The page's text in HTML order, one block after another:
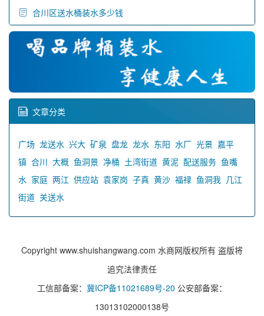
合川区送水桶装水多少钱
文章分类
广场 龙送水 兴大 矿泉 盘龙 龙水 东阳 水厂 光景 嘉平
镇 合川 大概 鱼洞景 净桶 土湾街道 黄泥 配送服务 鱼嘴
水 家庭 两江 供应站 袁家岗 子真 黄沙 福禄 鱼洞我 几江
街道 关送水
Copyright www.shuishangwang.com 水商网版权所有 盗版将
追究法律责任
工信部备案： 冀ICP备11021689号-20 公安部备案：
13013102000138号